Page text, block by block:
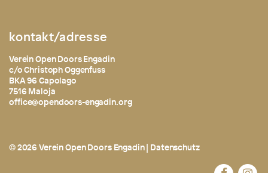
kontakt/adresse
Verein Open Doors Engadin
c/o Christoph Oggenfuss
BKA 96 Capolago
7516 Maloja
office@opendoors-engadin.org
© 2026 Verein Open Doors Engadin | Datenschutz